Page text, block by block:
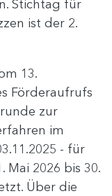
Stichtag für
ist der 2.
13.
Förderaufrufs
zur
im
- für
2026 bis 30.
Über die